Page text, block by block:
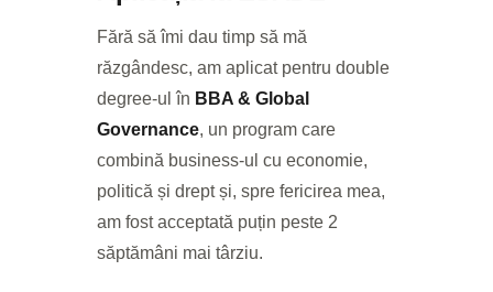
Fără să îmi dau timp să mă
răzgândesc, am aplicat pentru double
degree-ul în BBA & Global
Governance, un program care
combină business-ul cu economie,
politică și drept și, spre fericirea mea,
am fost acceptată puțin peste 2
săptămâni mai târziu.